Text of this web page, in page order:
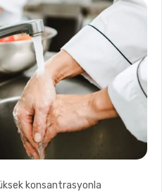
konsantrasyonla